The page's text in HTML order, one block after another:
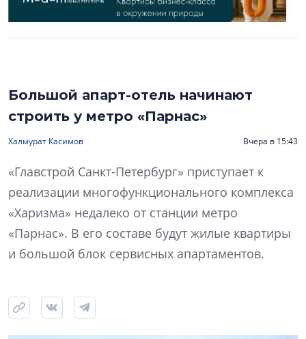
Большой апарт-отель начинают
строить у метро «Парнас»
Халмурат Касимов Вчера в 15:43
«Главстрой Санкт-Петербург» приступает к
реализации многофункционального комплекса
«Харизма» недалеко от станции метро
«Парнас». В его составе будут жилые квартиры
и большой блок сервисных апартаментов.